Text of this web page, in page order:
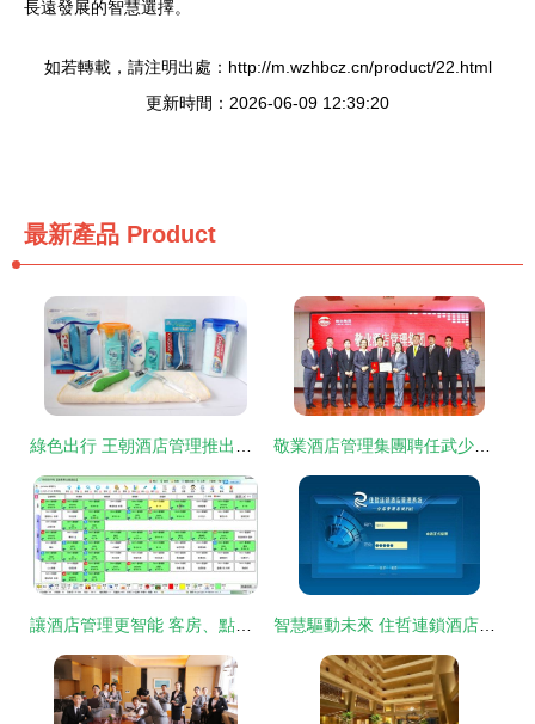
長遠發展的智慧選擇。
如若轉載，請注明出處：http://m.wzhbcz.cn/product/22.html
更新時間：2026-06-09 12:39:20
最新產品 Product